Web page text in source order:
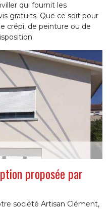
qui fournit les
gratuits. Que ce soit pour
crépi, de peinture ou de
proposée par
société Artisan Clément,